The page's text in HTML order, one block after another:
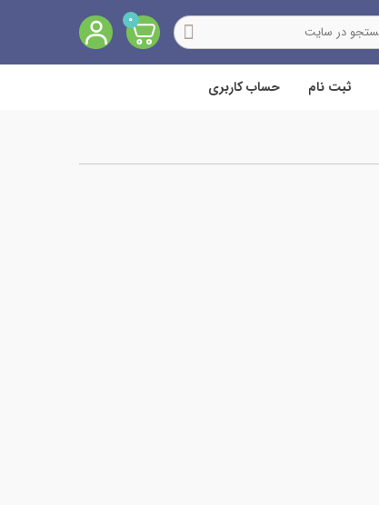
0
ثبت نام حساب کاربری